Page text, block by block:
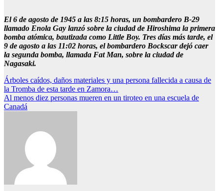
El 6 de agosto de 1945 a las 8:15 horas, un bombardero B-29
llamado Enola Gay lanzó sobre la ciudad de Hiroshima la primera
bomba atómica, bautizada como Little Boy. Tres días más tarde, el
9 de agosto a las 11:02 horas, el bombardero Bockscar dejó caer
la segunda bomba, llamada Fat Man, sobre la ciudad de
Nagasaki.
Navegación
de
entradas
Árboles caídos, daños materiales y una persona fallecida a causa de
la Tromba de esta tarde en Zamora…
Al menos diez personas mueren en un tiroteo en una escuela de
Canadá